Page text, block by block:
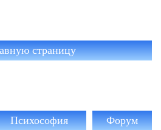
страницу
Психософия Форум